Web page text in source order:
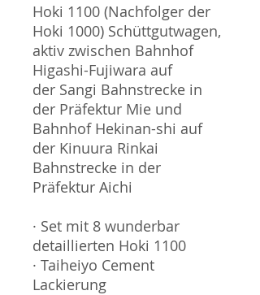
Hoki 1100 (Nachfolger der
Hoki 1000) Schüttgutwagen,
aktiv zwischen Bahnhof
Higashi-Fujiwara auf
der Sangi Bahnstrecke in
der Präfektur Mie und
Bahnhof Hekinan-shi auf
der Kinuura Rinkai
Bahnstrecke in der
Präfektur Aichi
· Set mit 8 wunderbar
detaillierten Hoki 1100
· Taiheiyo Cement
Lackierung